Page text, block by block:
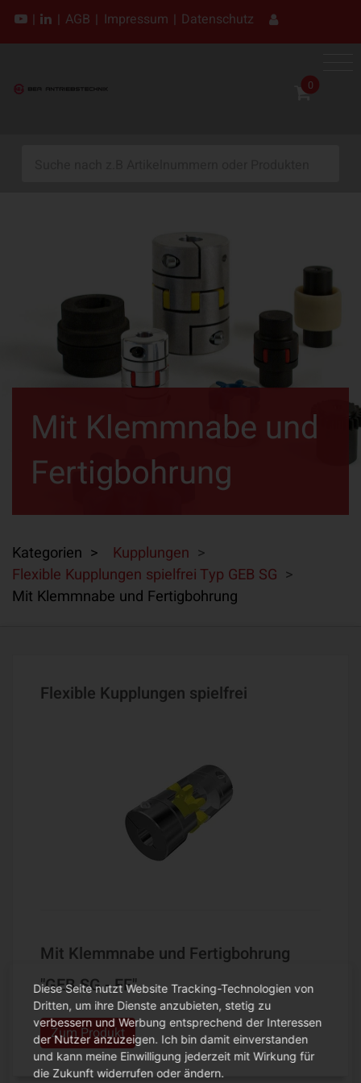
| | AGB | Impressum | Datenschutz
0
Mit Klemmnabe und
Fertigbohrung
Kategorien > Kupplungen >
Flexible Kupplungen spielfrei Typ GEB SG >
Mit Klemmnabe und Fertigbohrung
Flexible Kupplungen spielfrei
Mit Klemmnabe und Fertigbohrung
"GEB SG - FF"
Zum Produkt
Diese Seite nutzt Website Tracking-Technologien von
Dritten, um ihre Dienste anzubieten, stetig zu
verbessern und Werbung entsprechend der Interessen
der Nutzer anzuzeigen. Ich bin damit einverstanden
und kann meine Einwilligung jederzeit mit Wirkung für
die Zukunft widerrufen oder ändern.